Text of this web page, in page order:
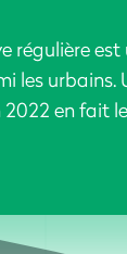
régulière est
les urbains.
2022 en fait le